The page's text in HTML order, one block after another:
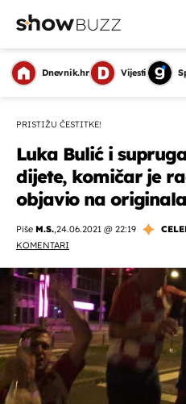
Dnevnik.hr Vijesti
PRISTIŽU ČESTITKE!
Luka Bulić i
dijete, komičar je
objavio na
Piše M.S.,24.06.2021 @ 22:19
KOMENTARI
OMOGUĆI